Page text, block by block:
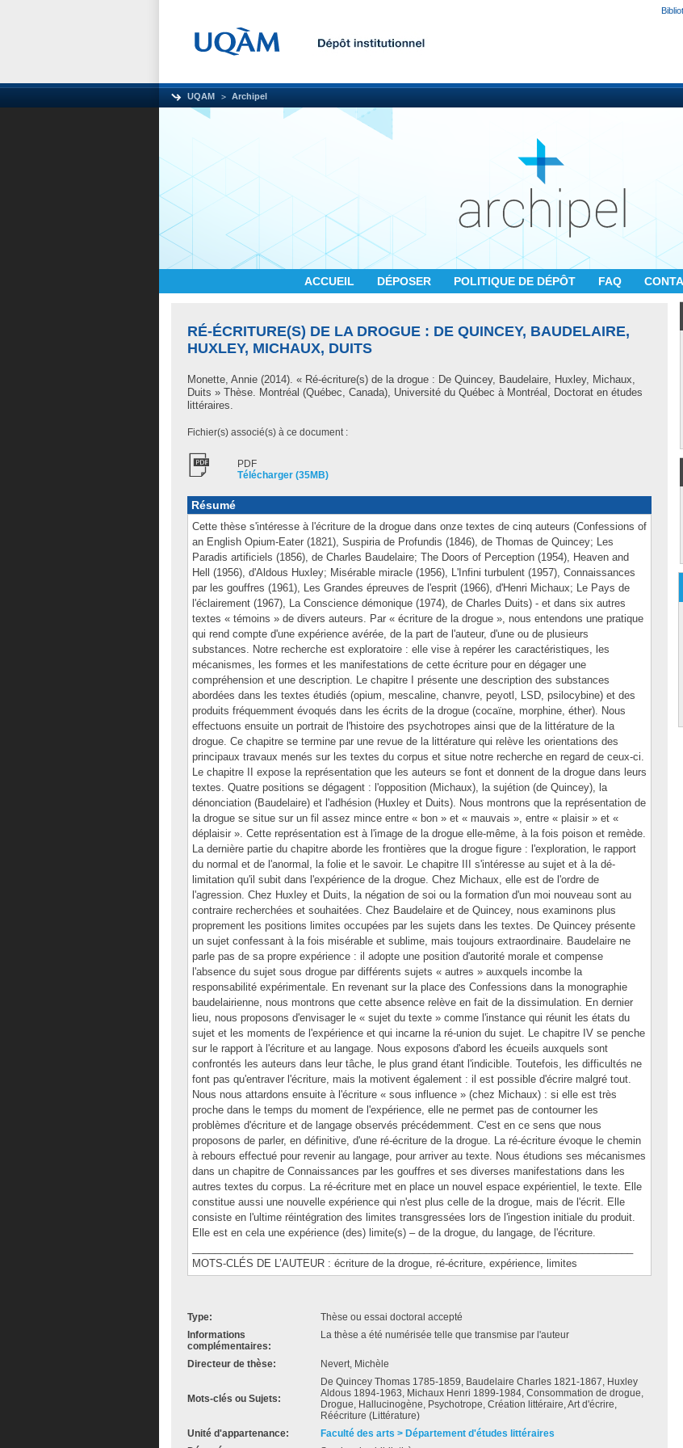
UQAM Archipel
ACCUEIL DÉPOSER POLITIQUE DE DÉPÔT FAQ
RÉ-ÉCRITURE(S) DE LA DROGUE : DE QUINCEY, BAUDELAIRE,
HUXLEY, MICHAUX, DUITS
Monette, Annie (2014). « Ré-écriture(s) de la drogue : De Quincey, Baudelaire, Huxley, Michaux,
Duits » Thèse. Montréal (Québec, Canada), Université du Québec à Montréal, Doctorat en études
littéraires.
Fichier(s) associé(s) à ce document :
PDF
Télécharger (35MB)
Résumé
Cette thèse s'intéresse à l'écriture de la drogue dans onze textes de cinq auteurs (Confessions of
an English Opium-Eater (1821), Suspiria de Profundis (1846), de Thomas de Quincey; Les
Paradis artificiels (1856), de Charles Baudelaire; The Doors of Perception (1954), Heaven and
Hell (1956), d'Aldous Huxley; Misérable miracle (1956), L'Infini turbulent (1957), Connaissances
par les gouffres (1961), Les Grandes épreuves de l'esprit (1966), d'Henri Michaux; Le Pays de
l'éclairement (1967), La Conscience démonique (1974), de Charles Duits) - et dans six autres
textes « témoins » de divers auteurs. Par « écriture de la drogue », nous entendons une pratique
qui rend compte d'une expérience avérée, de la part de l'auteur, d'une ou de plusieurs
substances. Notre recherche est exploratoire : elle vise à repérer les caractéristiques, les
mécanismes, les formes et les manifestations de cette écriture pour en dégager une
compréhension et une description. Le chapitre I présente une description des substances
abordées dans les textes étudiés (opium, mescaline, chanvre, peyotl, LSD, psilocybine) et des
produits fréquemment évoqués dans les écrits de la drogue (cocaïne, morphine, éther). Nous
effectuons ensuite un portrait de l'histoire des psychotropes ainsi que de la littérature de la
drogue. Ce chapitre se termine par une revue de la littérature qui relève les orientations des
principaux travaux menés sur les textes du corpus et situe notre recherche en regard de ceux-ci.
Le chapitre II expose la représentation que les auteurs se font et donnent de la drogue dans leurs
textes. Quatre positions se dégagent : l'opposition (Michaux), la sujétion (de Quincey), la
dénonciation (Baudelaire) et l'adhésion (Huxley et Duits). Nous montrons que la représentation de
la drogue se situe sur un fil assez mince entre « bon » et « mauvais », entre « plaisir » et «
déplaisir ». Cette représentation est à l'image de la drogue elle-même, à la fois poison et remède.
La dernière partie du chapitre aborde les frontières que la drogue figure : l'exploration, le rapport
du normal et de l'anormal, la folie et le savoir. Le chapitre III s'intéresse au sujet et à la dé-
limitation qu'il subit dans l'expérience de la drogue. Chez Michaux, elle est de l'ordre de
l'agression. Chez Huxley et Duits, la négation de soi ou la formation d'un moi nouveau sont au
contraire recherchées et souhaitées. Chez Baudelaire et de Quincey, nous examinons plus
proprement les positions limites occupées par les sujets dans les textes. De Quincey présente
un sujet confessant à la fois misérable et sublime, mais toujours extraordinaire. Baudelaire ne
parle pas de sa propre expérience : il adopte une position d'autorité morale et compense
l'absence du sujet sous drogue par différents sujets « autres » auxquels incombe la
responsabilité expérimentale. En revenant sur la place des Confessions dans la monographie
baudelairienne, nous montrons que cette absence relève en fait de la dissimulation. En dernier
lieu, nous proposons d'envisager le « sujet du texte » comme l'instance qui réunit les états du
sujet et les moments de l'expérience et qui incarne la ré-union du sujet. Le chapitre IV se penche
sur le rapport à l'écriture et au langage. Nous exposons d'abord les écueils auxquels sont
confrontés les auteurs dans leur tâche, le plus grand étant l'indicible. Toutefois, les difficultés ne
font pas qu'entraver l'écriture, mais la motivent également : il est possible d'écrire malgré tout.
Nous nous attardons ensuite à l'écriture « sous influence » (chez Michaux) : si elle est très
proche dans le temps du moment de l'expérience, elle ne permet pas de contourner les
problèmes d'écriture et de langage observés précédemment. C'est en ce sens que nous
proposons de parler, en définitive, d'une ré-écriture de la drogue. La ré-écriture évoque le chemin
à rebours effectué pour revenir au langage, pour arriver au texte. Nous étudions ses mécanismes
dans un chapitre de Connaissances par les gouffres et ses diverses manifestations dans les
autres textes du corpus. La ré-écriture met en place un nouvel espace expérientiel, le texte. Elle
constitue aussi une nouvelle expérience qui n'est plus celle de la drogue, mais de l'écrit. Elle
consiste en l'ultime réintégration des limites transgressées lors de l'ingestion initiale du produit.
Elle est en cela une expérience (des) limite(s) – de la drogue, du langage, de l'écriture.
MOTS-CLÉS DE L’AUTEUR : écriture de la drogue, ré-écriture, expérience, limites
Type:
Thèse ou essai doctoral accepté
Informations
complémentaires:
La thèse a été numérisée telle que transmise par l'auteur
Directeur de thèse: Nevert, Michèle
Mots-clés ou Sujets:
De Quincey Thomas 1785-1859, Baudelaire Charles 1821-1867, Huxley
Aldous 1894-1963, Michaux Henri 1899-1984, Consommation de drogue,
Drogue, Hallucinogène, Psychotrope, Création littéraire, Art d'écrire,
Réécriture (Littérature)
Unité d'appartenance:
Faculté des arts > Département d'études littéraires